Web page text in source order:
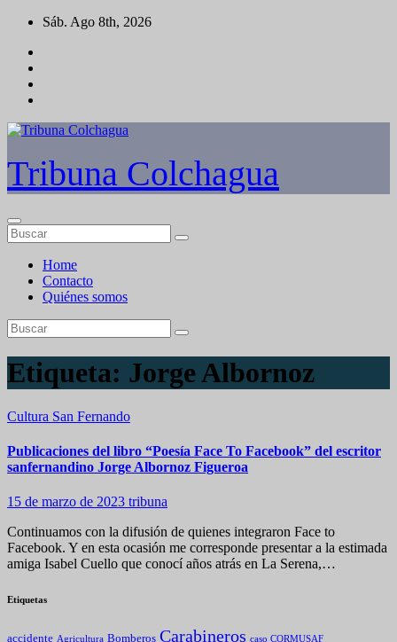
Saltar
contenido
Sáb. Ago 8th, 2026
Tribuna Colchagua
Home
Contacto
Quiénes somos
Etiqueta: Jorge Albornoz
Cultura San Fernando
Publicaciones del libro “Poesía Face To Facebook” del escritor
sanfernandino Jorge Albornoz Figueroa
15 de marzo de 2023 tribuna
Continuamos con la difusión de quienes integraron Face to
Facebook. Y en esta ocasión me corresponde presentar a la estimada
amiga Isabel Cuello que conocí años atrás en La Serena,…
Etiquetas
accidente Agricultura Bomberos Carabineros caso CORMUSAF